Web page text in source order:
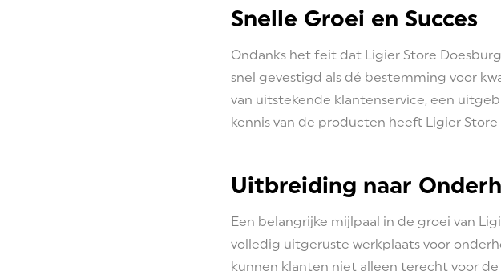
Snelle Groei en Succes
Ondanks het feit dat Ligier Store
snel gevestigd als dé bestemming voor
van uitstekende klantenservice, een
kennis van de producten heeft Ligier
Uitbreiding naar
Een belangrijke mijlpaal in de groei van
volledig uitgeruste werkplaats voor
kunnen klanten niet alleen terecht voor de